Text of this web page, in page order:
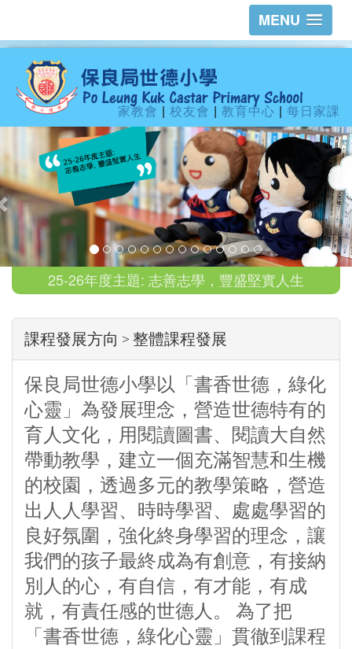
MENU
家教會 | 校友會 | 教育中心 | 每日家課
25-26年度主題: 志善志學，豐盛堅實人生
課程發展方向 > 整體課程發展
保良局世德小學以「書香世德，綠化
心靈」為發展理念，營造世德特有的
育人文化，用閱讀圖書、閱讀大自然
帶動教學，建立一個充滿智慧和生機
的校園，透過多元的教學策略，營造
出人人學習、時時學習、處處學習的
良好氛圍，強化終身學習的理念，讓
我們的孩子最終成為有創意，有接納
別人的心，有自信，有才能，有成
就，有責任感的世德人。 為了把
「書香世德，綠化心靈」貫徹到課程